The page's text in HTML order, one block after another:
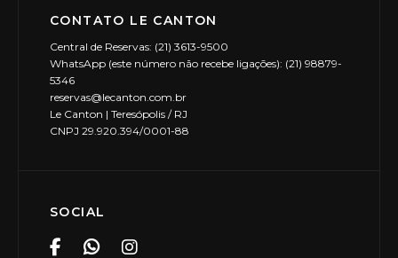
CONTATO LE CANTON
Central de Reservas: (21) 3613-9500
WhatsApp (este número não recebe ligações): (21) 98879-
5346
reservas@lecanton.com.br
Le Canton | Teresópolis / RJ
CNPJ 29.920.394/0001-88
SOCIAL